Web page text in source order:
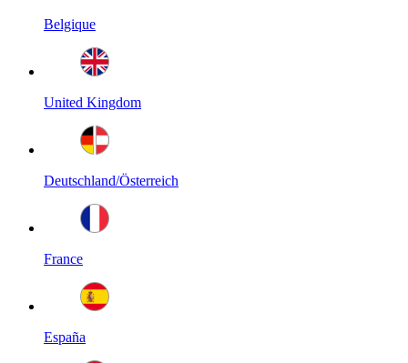
Belgique
United Kingdom
Deutschland/Österreich
France
España